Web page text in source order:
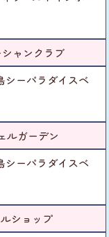
ャンクラブ
シーパラダイスベ
ルガーデン
シーパラダイスベ
ショップ